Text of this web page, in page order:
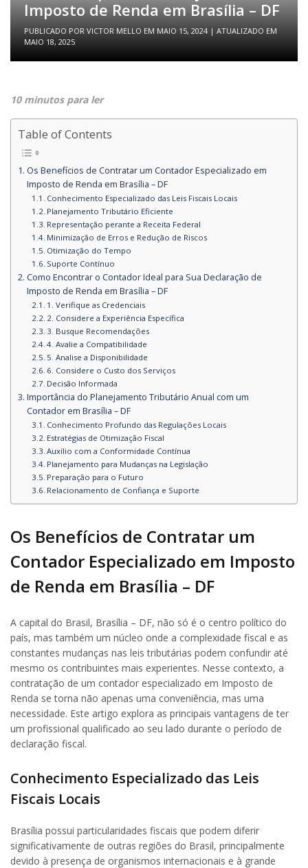
Imposto de Renda em Brasília – DF
PUBLICADO POR VICTOR MELLO EM MAIO 15, 2024 | ATUALIZADO EM
MAIO 18, 2025
10 minutos para ler
Table of Contents
Os Benefícios de Contratar um Contador Especializado em
Imposto de Renda em Brasília – DF
Conhecimento Especializado das Leis Fiscais Locais
Planejamento Tributário Eficiente
Representação perante a Receita Federal
Minimização de Erros e Redução de Riscos
Otimização do Tempo
Suporte Contínuo
Como Encontrar o Contador Ideal para Sua Declaração de
Imposto de Renda em Brasília – DF
1. Verifique as Credenciais
2. Considere a Experiência Específica
3. Busque Recomendações
4. Avalie a Compatibilidade
5. Analise a Disponibilidade
6. Considere o Custo dos Serviços
Decisão Informada
Importância do Planejamento Tributário Anual com um
Contador em Brasília – DF
Conhecimento Profundo das Regulações Locais
Estratégias de Otimização Fiscal
Auxílio com a Conformidade Contínua
Planejamento para Mudanças na Legislação
Preparação para o Futuro
Relacionamento de Confiança e Suporte
Os Benefícios de Contratar um
Contador Especializado em Imposto
de Renda em Brasília – DF
A capital do Brasil, Brasília – DF, não só é o centro político do
país, mas também um núcleo onde a complexidade fiscal e as
constantes mudanças nas leis tributárias podem confundir até
mesmo os contribuintes mais experientes. Nesse contexto, a
contratação de um contador especializado em Imposto de
Renda se torna não apenas uma conveniência, mas uma
necessidade. Este artigo explora as principais vantagens de ter
um profissional qualificado ao seu lado durante o período de
declaração fiscal.
Conhecimento Especializado das Leis
Fiscais Locais
Brasília possui particularidades fiscais que podem diferir
significativamente de outras regiões do Brasil, principalmente
devido à presença de organismos internacionais e à grande